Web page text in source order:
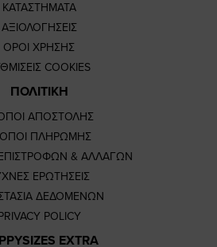
ΚΑΤΑΣΤΗΜΑΤΑ
ΑΞΙΟΛΟΓΗΣΕΙΣ
ΟΡΟΙ ΧΡΗΣΗΣ
COOKIES
ΠΟΛΙΤΙΚΗ
ΑΠΟΣΤΟΛΗΣ
ΠΛΗΡΩΜΗΣ
ΕΠΙΣΤΡΟΦΩΝ & ΑΛΛΑΓΩΝ
ΕΡΩΤΗΣΕΙΣ
ΔΕΔΟΜΕΝΩΝ
POLICY
EXTRA